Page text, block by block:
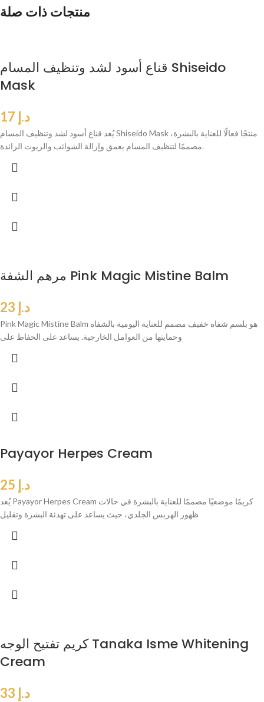
منتجات ذات صلة
قناع أسود لشد وتنظيف المسام Shiseido
Mask
د.إ
يُعد قناع أسود لشد وتنظيف المسام Shiseido Mask منتجًا فعالًا للعناية بالبشرة،
مصممًا لتنظيف المسام بعمق وإزالة الشوائب والزيوت الزائدة.
مرهم الشفة Pink Magic Mistine Balm
د.إ
Pink Magic Mistine Balm هو بلسم شفاه خفيف مصمم للعناية اليومية بالشفاه
وحمايتها من العوامل الخارجية. يساعد على الحفاظ على
Payayor Herpes Cream
د.إ
يُعد Payayor Herpes Cream كريمًا موضعيًا مصممًا للعناية بالبشرة في حالات
ظهور الهربس الجلدي، حيث يساعد على تهدئة البشرة وتقليل
كريم تفتيح الوجه Tanaka Isme Whitening
Cream
د.إ